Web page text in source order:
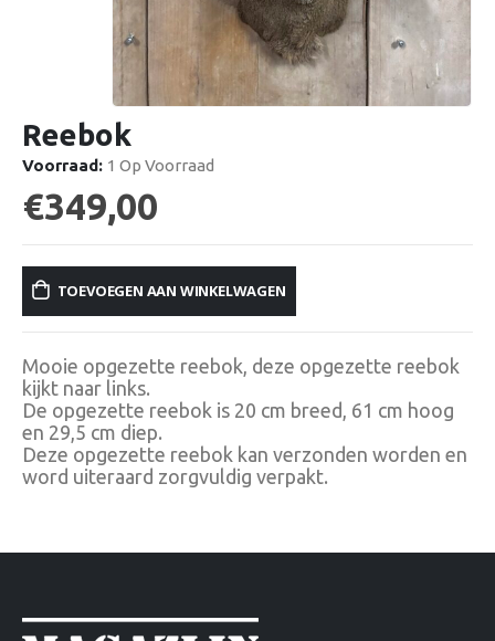
Reebok
Voorraad: 1 Op Voorraad
€349,00
TOEVOEGEN AAN WINKELWAGEN
Mooie opgezette reebok, deze opgezette reebok
kijkt naar links.
De opgezette reebok is 20 cm breed, 61 cm hoog
en 29,5 cm diep.
Deze opgezette reebok kan verzonden worden en
word uiteraard zorgvuldig verpakt.